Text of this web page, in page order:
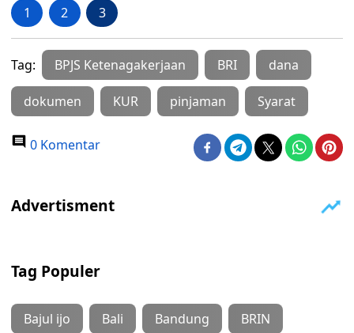
1 2 3
Tag: BPJS Ketenagakerjaan BRI dana
dokumen KUR pinjaman Syarat
0 Komentar
Tag Populer
Bajul ijo Bali Bandung BRIN